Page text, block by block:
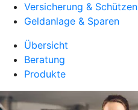
Versicherung & Schützen
Geldanlage & Sparen
Übersicht
Beratung
Produkte